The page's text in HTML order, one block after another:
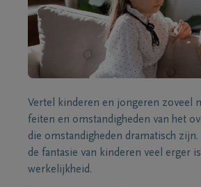
Vertel kinderen en jongeren zoveel
feiten en omstandigheden van het
die omstandigheden dramatisch
de fantasie van kinderen veel erger
werkelijkheid.